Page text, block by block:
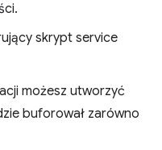
skrypt service
możesz utworzyć
buforował zarówno